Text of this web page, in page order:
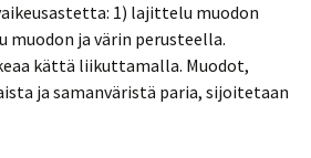
1) lajittelu muodon
ja värin perusteella.
kättä liikuttamalla. Muodot,
ja samanväristä paria, sijoitetaan